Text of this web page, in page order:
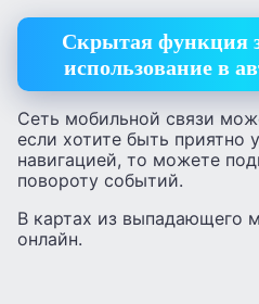
Скрытая функция
использование в
Сеть мобильной связи
если хотите быть приятно
навигацией, то можете
повороту событий.
В картах из выпадающего
онлайн.